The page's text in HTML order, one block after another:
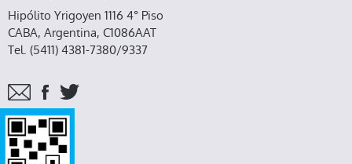
Hipólito Yrigoyen 1116 4° Piso
CABA, Argentina, C1086AAT
Tel. (5411) 4381-7380/9337